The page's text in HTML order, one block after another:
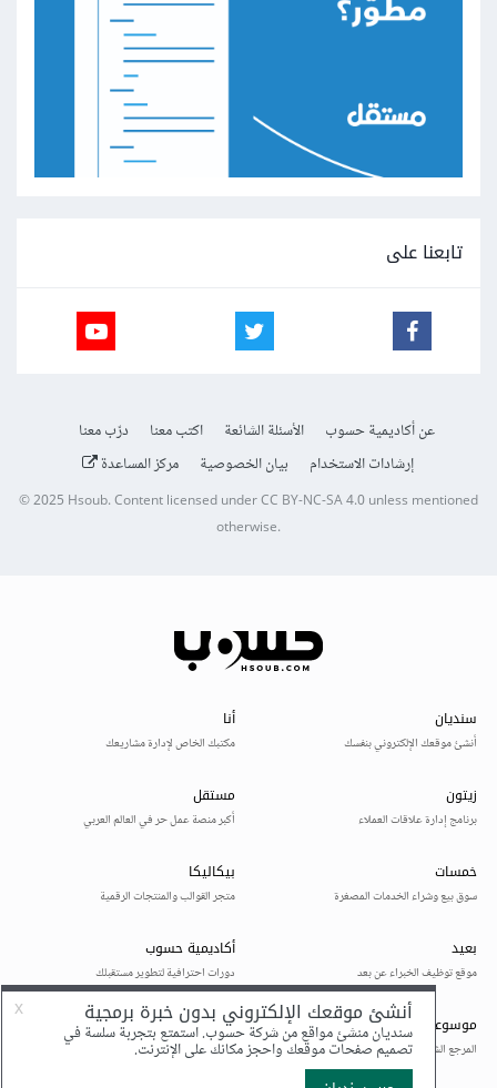
تابعنا على
عن أكاديمية حسوب الأسئلة الشائعة اكتب معنا
درّب معنا
إرشادات الاستخدام
بيان الخصوصية مركز المساعدة
© 2025Hsoub.Content licensed underCC BY-NC-SA 4.0unless mentioned
otherwise.